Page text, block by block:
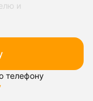
и
телефону